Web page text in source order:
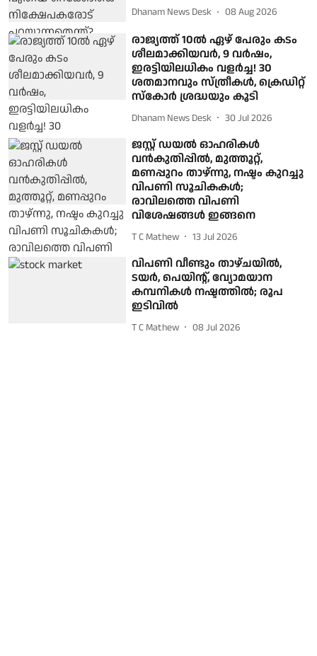
Dhanam News Desk 08 Aug 2026
രാജ്യത്ത് 10ല്‍ ഏഴ് പേരും കടം
ശീലമാക്കിയവര്‍, 9 വർഷം,
ഇരട്ടിയിലധികം വളർച്ച! 30
ശതമാനവും സ്ത്രീകള്‍, ക്രെഡിറ്റ്
സ്‌കോര്‍ ശ്രദ്ധയും കൂടി
Dhanam News Desk 30 Jul 2026
ജസ്റ്റ് ഡയല്‍ ഓഹരികള്‍
വന്‍കുതിപ്പില്‍, മുത്തൂറ്റ്,
മണപ്പുറം താഴ്ന്നു, നഷ്ടം കുറച്ചു
വിപണി സൂചികകള്‍;
രാവിലത്തെ വിപണി
വിശേഷങ്ങള്‍ ഇങ്ങനെ
T C Mathew 13 Jul 2026
വിപണി വീണ്ടും താഴ്ചയിൽ,
ടയർ, പെയിൻ്റ്, വ്യോമയാന
കമ്പനികള്‍ നഷ്ടത്തില്‍; രൂപ
ഇടിവില്‍
T C Mathew 08 Jul 2026